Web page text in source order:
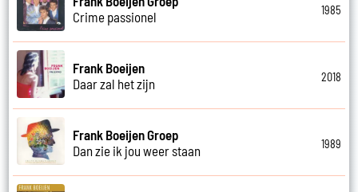
Crime passionel
1985
Frank Boeijen
Daar zal het zijn
2018
Frank Boeijen Groep
Dan zie ik jou weer staan
1989